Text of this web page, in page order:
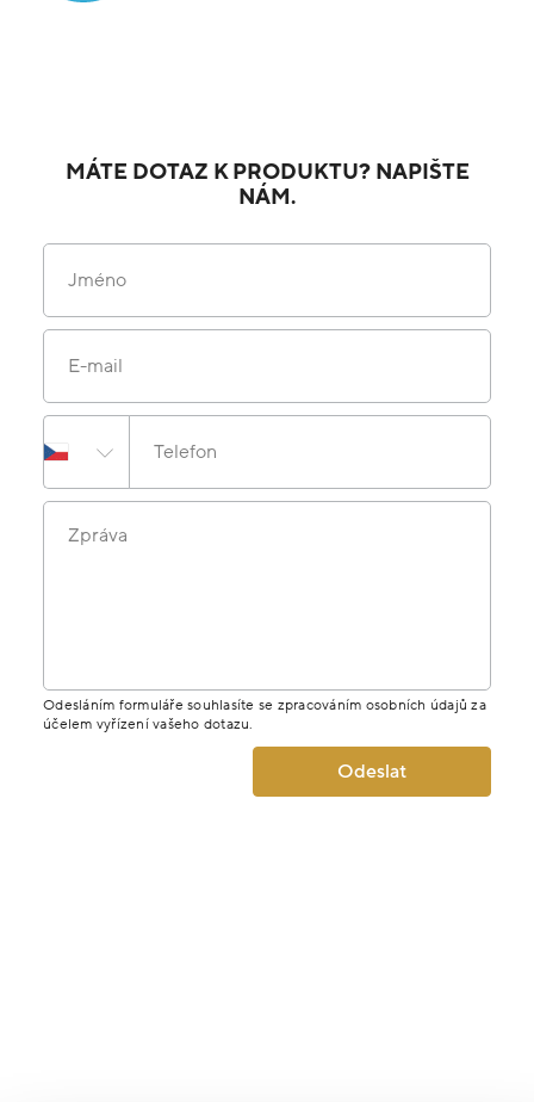
MÁTE DOTAZ K PRODUKTU? NAPIŠTE
NÁM.
Jméno
E-mail
Telefon
Zpráva
Odesláním formuláře souhlasíte se zpracováním osobních údajů za
účelem vyřízení vašeho dotazu.
Odeslat